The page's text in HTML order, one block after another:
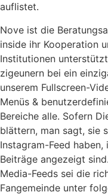
auflistet.
Nove ist die
inside ihr Kooperation
Institutionen
zigeunern bei ein
unserem Fullscreen-
Menüs &
Bereiche alle. Sofern
blättern, man sagt, sie
Instagram-Feed
Beiträge angezeigt
Media-Feeds sei die
Fangemeinde unter